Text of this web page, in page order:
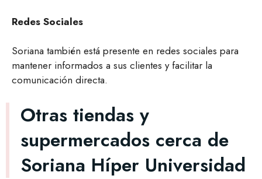
Redes Sociales
Soriana también está presente en redes sociales para
mantener informados a sus clientes y facilitar la
comunicación directa.
Otras tiendas y
supermercados cerca de
Soriana Híper Universidad